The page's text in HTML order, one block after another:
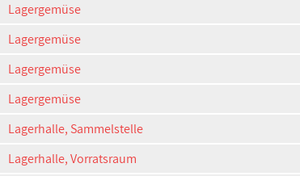
Lagergemüse
Lagergemüse
Lagergemüse
Lagergemüse
Lagerhalle, Sammelstelle
Lagerhalle, Vorratsraum